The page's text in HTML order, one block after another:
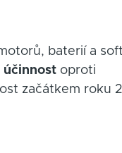
baterií a
účinnost oproti
začátkem roku